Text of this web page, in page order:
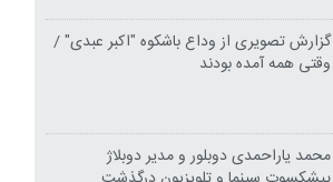
گزارش تصویری از وداع باشکوه "اکبر عبدی" /
وقتی همه آمده بودند
محمد یاراحمدی دوبلور و مدیر دوبلاژ